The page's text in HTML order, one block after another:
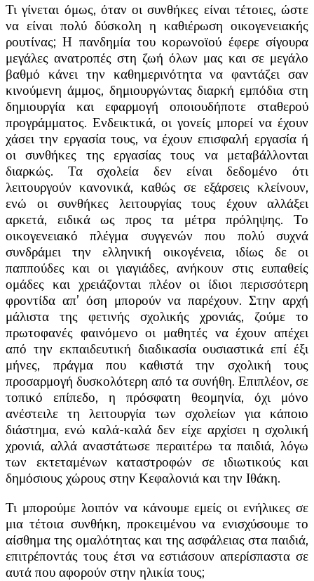
Τι γίνεται όμως, όταν οι συνθήκες είναι τέτοιες, ώστε
να είναι πολύ δύσκολη η καθιέρωση οικογενειακής
ρουτίνας; Η πανδημία του κορωνοϊού έφερε σίγουρα
μεγάλες ανατροπές στη ζωή όλων μας και σε μεγάλο
βαθμό κάνει την καθημερινότητα να φαντάζει σαν
κινούμενη άμμος, δημιουργώντας διαρκή εμπόδια στη
δημιουργία και εφαρμογή οποιουδήποτε σταθερού
προγράμματος. Ενδεικτικά, οι γονείς μπορεί να έχουν
χάσει την εργασία τους, να έχουν επισφαλή εργασία ή
οι συνθήκες της εργασίας τους να μεταβάλλονται
διαρκώς. Τα σχολεία δεν είναι δεδομένο ότι
λειτουργούν κανονικά, καθώς σε εξάρσεις κλείνουν,
ενώ οι συνθήκες λειτουργίας τους έχουν αλλάξει
αρκετά, ειδικά ως προς τα μέτρα πρόληψης. Το
οικογενειακό πλέγμα συγγενών που πολύ συχνά
συνδράμει την ελληνική οικογένεια, ιδίως δε οι
παππούδες και οι γιαγιάδες, ανήκουν στις ευπαθείς
ομάδες και χρειάζονται πλέον οι ίδιοι περισσότερη
φροντίδα απ’ όση μπορούν να παρέχουν. Στην αρχή
μάλιστα της φετινής σχολικής χρονιάς, ζούμε το
πρωτοφανές φαινόμενο οι μαθητές να έχουν απέχει
από την εκπαιδευτική διαδικασία ουσιαστικά επί έξι
μήνες, πράγμα που καθιστά την σχολική τους
προσαρμογή δυσκολότερη από τα συνήθη. Επιπλέον, σε
τοπικό επίπεδο, η πρόσφατη θεομηνία, όχι μόνο
ανέστειλε τη λειτουργία των σχολείων για κάποιο
διάστημα, ενώ καλά-καλά δεν είχε αρχίσει η σχολική
χρονιά, αλλά αναστάτωσε περαιτέρω τα παιδιά, λόγω
των εκτεταμένων καταστροφών σε ιδιωτικούς και
δημόσιους χώρους στην Κεφαλονιά και την Ιθάκη.
Τι μπορούμε λοιπόν να κάνουμε εμείς οι ενήλικες σε
μια τέτοια συνθήκη, προκειμένου να ενισχύσουμε το
αίσθημα της ομαλότητας και της ασφάλειας στα παιδιά,
επιτρέποντάς τους έτσι να εστιάσουν απερίσπαστα σε
αυτά που αφορούν στην ηλικία τους;